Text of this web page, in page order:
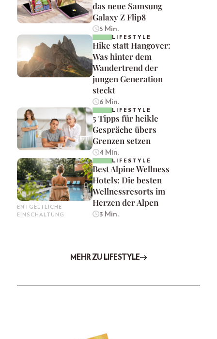
das neue Samsung
Galaxy Z Flip8
5 Min.
LIFESTYLE
Hike statt Hangover:
Was hinter dem
Wandertrend der
jungen Generation
steckt
6 Min.
LIFESTYLE
5 Tipps für heikle
Gespräche übers
Grenzen setzen
4 Min.
ENTGELTLICHE
EINSCHALTUNG
LIFESTYLE
Best Alpine Wellness
Hotels: Die besten
Wellnessresorts im
Herzen der Alpen
3 Min.
MEHR ZU LIFESTYLE